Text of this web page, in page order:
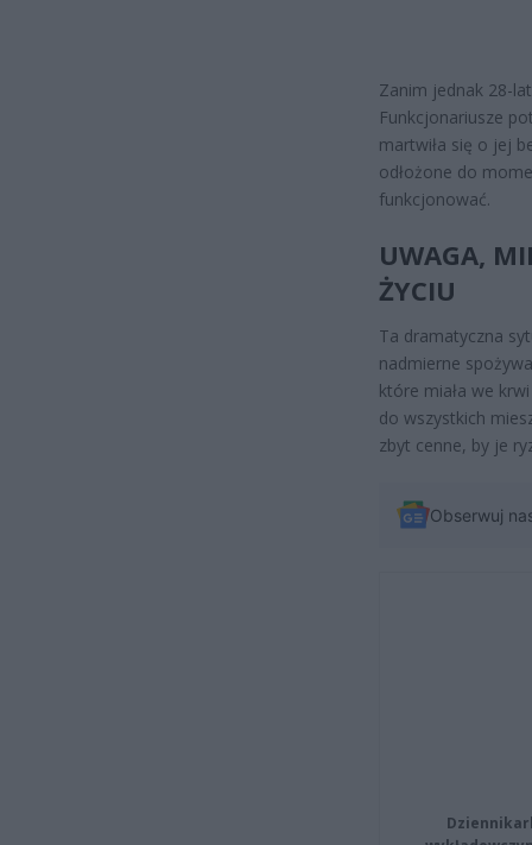
Zanim jednak 28-
Funkcjonariusze
martwiła się o jej
odłożone do
funkcjonować.
UWAGA,
ŻYCIU
Ta dramatyczna
nadmierne
które miała we
do wszystkich
zbyt cenne, by je
Obserwuj